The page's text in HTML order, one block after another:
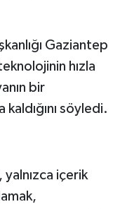
Gaziantep
hızla
bir
kaldığını söyledi.
içerik